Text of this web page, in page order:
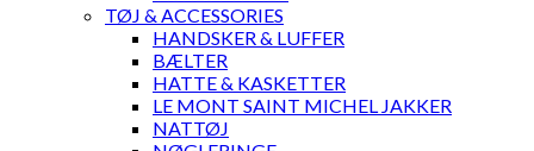
TØJ & ACCESSORIES
HANDSKER & LUFFER
BÆLTER
HATTE & KASKETTER
LE MONT SAINT MICHEL JAKKER
NATTØJ